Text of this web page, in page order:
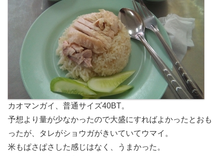
カオマンガイ、普通サイズ40BT。
予想より量が少なかったので大盛にすればよかったとおも
ったが、タレがショウガがきいていてウマイ。
米もぱさぱさした感じはなく、うまかった。